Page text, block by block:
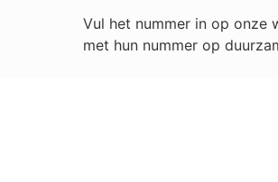
Vul het nummer in op onze
met hun nummer op